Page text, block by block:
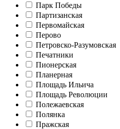
Парк Победы
Партизанская
Первомайская
Перово
Петровско-Разумовская
Печатники
Пионерская
Планерная
Площадь Ильича
Площадь Революции
Полежаевская
Полянка
Пражская